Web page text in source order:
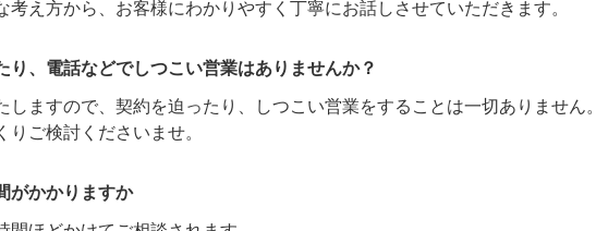
考え方から、お客様にわかりやすく丁寧にお話しさせていただきます。
り、電話などでしつこい営業はありませんか？
しますので、契約を迫ったり、しつこい営業をすることは一切ありません。
ご検討くださいませ。
がかかりますか